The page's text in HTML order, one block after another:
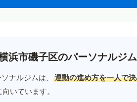
浜市磯子区のパーソナルジ
ナルジムは、 運動の進め方を一人で
向いています。